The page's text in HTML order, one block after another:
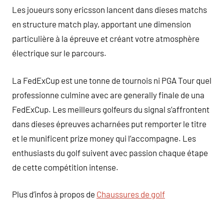
Les joueurs sony ericsson lancent dans dieses matchs
en structure match play, apportant une dimension
particulière à la épreuve et créant votre atmosphère
électrique sur le parcours.
La FedExCup est une tonne de tournois ni PGA Tour quel
professionne culmine avec are generally finale de una
FedExCup. Les meilleurs golfeurs du signal s’affrontent
dans dieses épreuves acharnées put remporter le titre
et le munificent prize money qui l’accompagne. Les
enthusiasts du golf suivent avec passion chaque étape
de cette compétition intense.
Plus d’infos à propos de Chaussures de golf